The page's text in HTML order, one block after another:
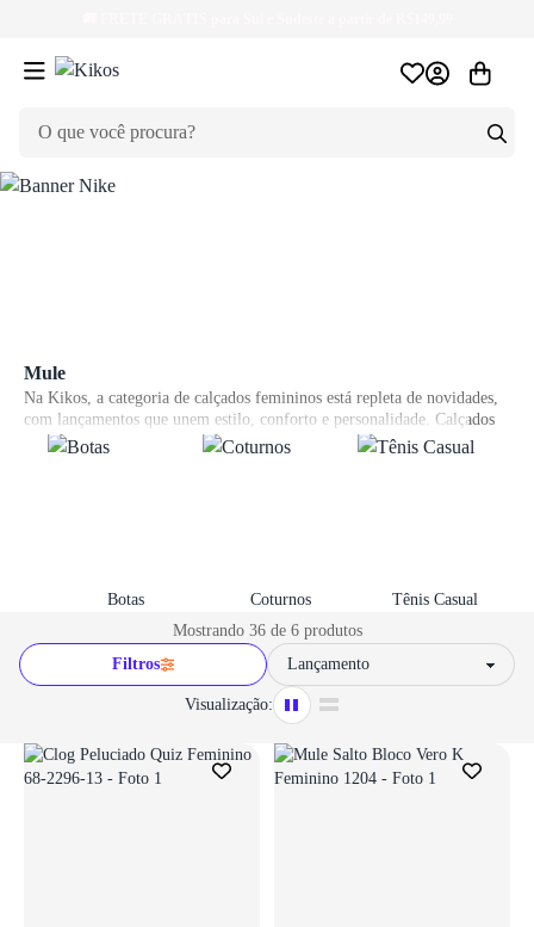
Mule
Na Kikos, a categoria de calçados femininos está repleta de novidades,
com lançamentos que unem estilo, conforto e personalidade. Calçados
para todos os estilos, sandálias, rasteiras, de saltos elegantes a tênis
Botas Coturnos
Tênis Casual
Mostrando 36 de 6 produtos
Filtros
Sort by
Visualização: